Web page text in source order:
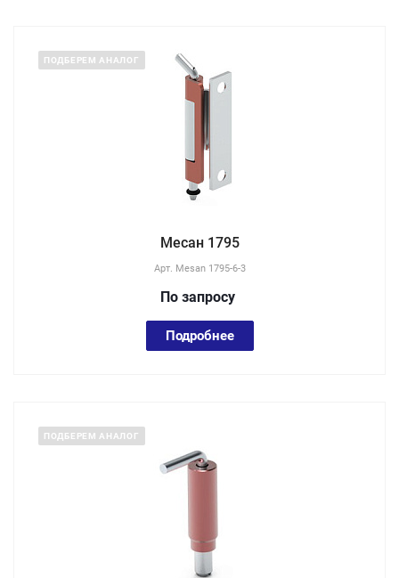
ПОДБЕРЕМ АНАЛОГ
Месан 1795
Арт. Mesan 1795-6-3
По запросу
Подробнее
ПОДБЕРЕМ АНАЛОГ